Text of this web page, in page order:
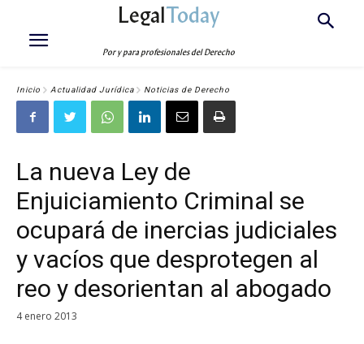
LegalToday
Por y para profesionales del Derecho
Inicio Actualidad Jurídica Noticias de Derecho
La nueva Ley de
Enjuiciamiento Criminal se
ocupará de inercias judiciales
y vacíos que desprotegen al
reo y desorientan al abogado
4 enero 2013